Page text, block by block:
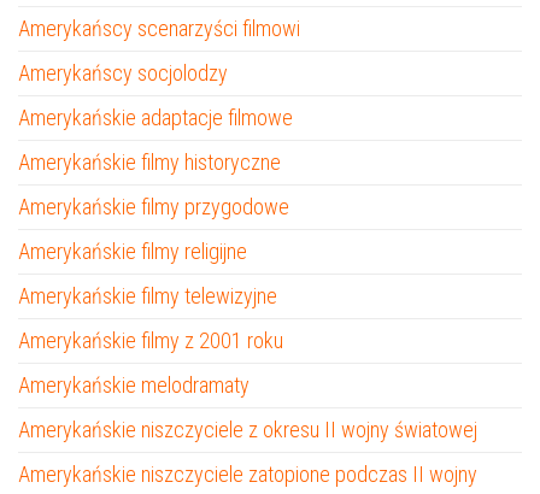
Amerykańscy scenarzyści filmowi
Amerykańscy socjolodzy
Amerykańskie adaptacje filmowe
Amerykańskie filmy historyczne
Amerykańskie filmy przygodowe
Amerykańskie filmy religijne
Amerykańskie filmy telewizyjne
Amerykańskie filmy z 2001 roku
Amerykańskie melodramaty
Amerykańskie niszczyciele z okresu II wojny światowej
Amerykańskie niszczyciele zatopione podczas II wojny